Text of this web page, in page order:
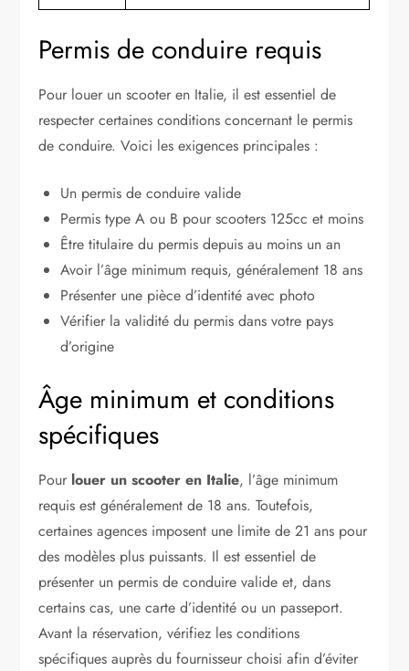
Permis de conduire requis
Pour louer un scooter en Italie, il est essentiel de
respecter certaines conditions concernant le permis
de conduire. Voici les exigences principales :
Un permis de conduire valide
Permis type A ou B pour scooters 125cc et moins
Être titulaire du permis depuis au moins un an
Avoir l’âge minimum requis, généralement 18 ans
Présenter une pièce d’identité avec photo
Vérifier la validité du permis dans votre pays
d’origine
Âge minimum et conditions
spécifiques
Pour louer un scooter en Italie, l’âge minimum
requis est généralement de 18 ans. Toutefois,
certaines agences imposent une limite de 21 ans pour
des modèles plus puissants. Il est essentiel de
présenter un permis de conduire valide et, dans
certains cas, une carte d’identité ou un passeport.
Avant la réservation, vérifiez les conditions
spécifiques auprès du fournisseur choisi afin d’éviter